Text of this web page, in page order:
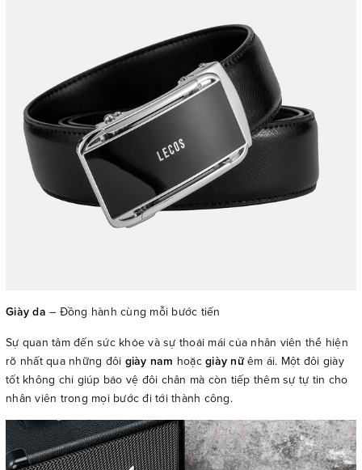
Giày da – Đồng hành cùng mỗi bước tiến
Sự quan tâm đến sức khỏe và sự thoải mái của nhân viên thể hiện
rõ nhất qua những đôi giày nam hoặc giày nữêm ái. Một đôi giày
tốt không chỉ giúp bảo vệ đôi chân mà còn tiếp thêm sự tự tin cho
nhân viên trong mọi bước đi tới thành công.